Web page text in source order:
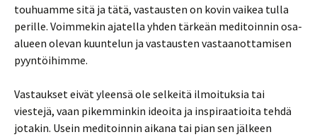
touhuamme sitä ja tätä, vastausten on kovin vaikea tulla
perille. Voimmekin ajatella yhden tärkeän meditoinnin osa-
alueen olevan kuuntelun ja vastausten vastaanottamisen
pyyntöihimme.
Vastaukset eivät yleensä ole selkeitä ilmoituksia tai
viestejä, vaan pikemminkin ideoita ja inspiraatioita tehdä
jotakin. Usein meditoinnin aikana tai pian sen jälkeen